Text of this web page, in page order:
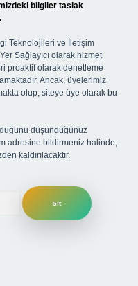
bilgiler taslak
Teknolojileri ve İletişim
Sağlayıcı olarak hizmet
proaktif olarak denetleme
Ancak, üyelerimiz
olup, siteye üye olarak bu
düşündüğünüz
adresine bildirmeniz halinde,
kaldırılacaktır.